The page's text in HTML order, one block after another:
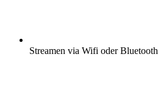
Streamen via Wifi oder Bluetooth